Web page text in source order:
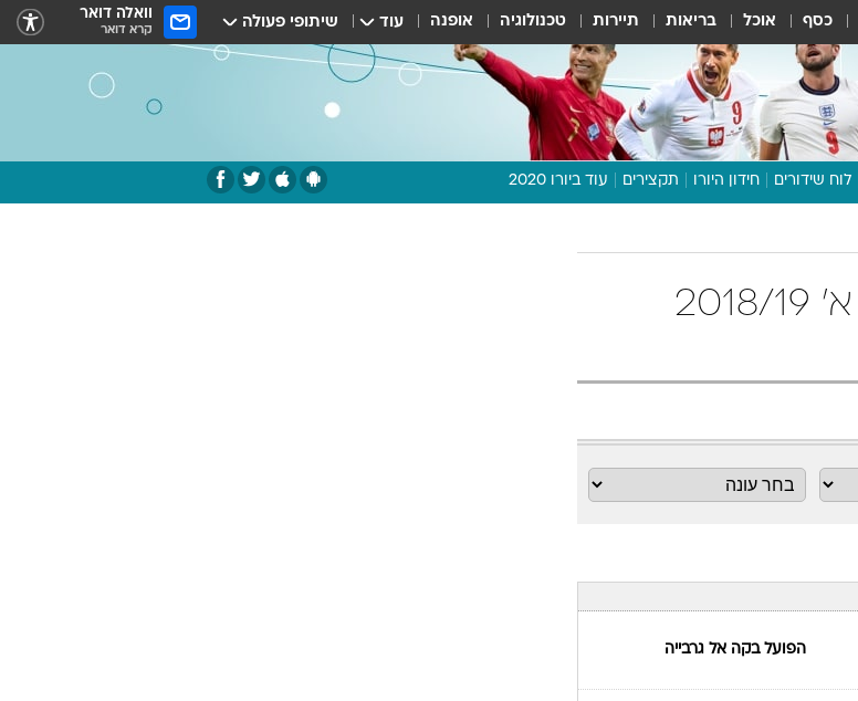
כסף אוכל בריאות תיירות טכנולוגיה אופנה עוד שיתופי פעולה וואלה דואר
קרא דואר
לוח שידורים חידון היורו תקצירים עוד ביורו 2020
תכנית היורו
וואלה! ספורט
ליגה א' צפון מחזור 16 ליגה א' 2018/19
הפועל בקה אל גרבייה